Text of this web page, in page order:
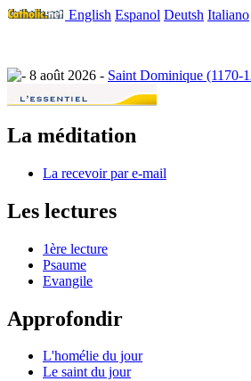
English Espanol Deutsh Italiano
8 août 2026 - Saint Dominique (1170-
La méditation
La recevoir par e-mail
Les lectures
1ère lecture
Psaume
Evangile
Approfondir
L'homélie du jour
Le saint du jour